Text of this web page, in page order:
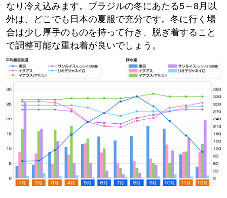
なり冷え込みます。ブラジルの冬にあたる5～8月以
外は、どこでも日本の夏服で充分です。冬に行く場
合は少し厚手のものを持って行き、脱ぎ着すること
で調整可能な重ね着が良いでしょう。